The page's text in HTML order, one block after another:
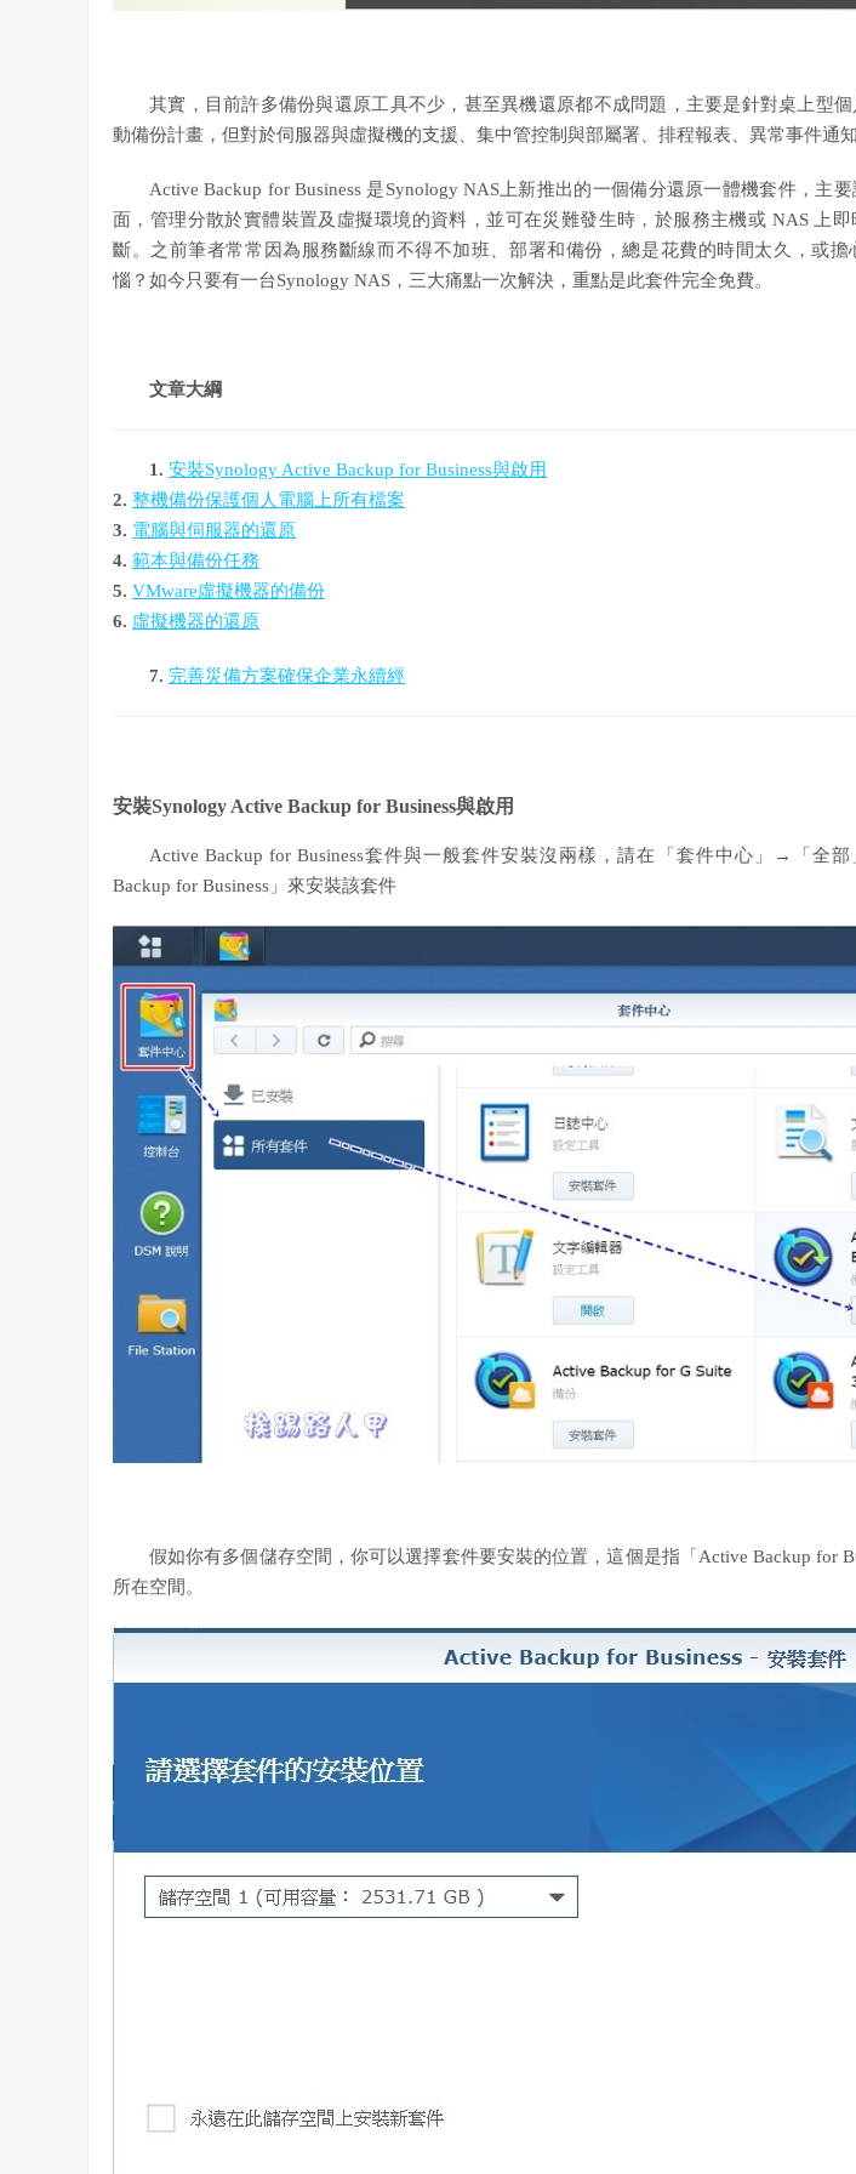
其實，目前許多備份與還原工具不少，甚至異機還原都不成問題，主要是針對桌上型
動備份計畫，但對於伺服器與虛擬機的支援、集中管控制與部屬署、排程報表、異常事件通
Active Backup for Business 是Synology NAS上新推出的一個備分還原一體機套件，主
面，管理分散於實體裝置及虛擬環境的資料，並可在災難發生時，於服務主機或 NAS 上
斷。之前筆者常常因為服務斷線而不得不加班、部署和備份，總是花費的時間太久，或擔
惱？如今只要有一台Synology NAS，三大痛點一次解決，重點是此套件完全免費。
文章大綱
1. 安裝Synology Active Backup for Business與啟用
2. 整機備份保護個人電腦上所有檔案
3. 電腦與伺服器的還原
4. 範本與備份任務
5. VMware虛擬機器的備份
6. 虛擬機器的還原
7. 完善災備方案確保企業永續經
安裝Synology Active Backup for Business與啟用
Active Backup for Business套件與一般套件安裝沒兩樣，請在「套件中心」→「全
Backup for Business」來安裝該套件
假如你有多個儲存空間，你可以選擇套件要安裝的位置，這個是指「Active Backup for
所在空間。